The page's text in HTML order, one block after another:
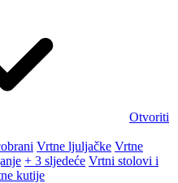
Otvoriti
Vrtne ljuljačke Vrtne
+ 3 sljedeće Vrtni stolovi i
kutije